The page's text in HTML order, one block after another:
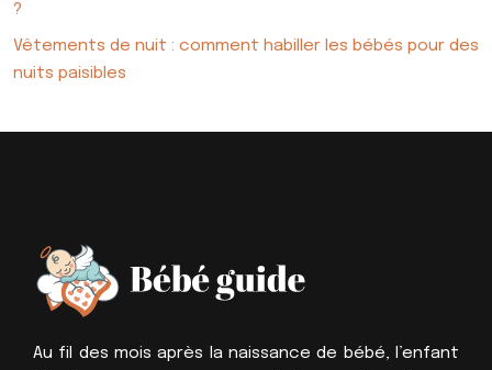
?
Vêtements de nuit : comment habiller les bébés pour des
nuits paisibles
Au fil des mois après la naissance de bébé, l’enfant